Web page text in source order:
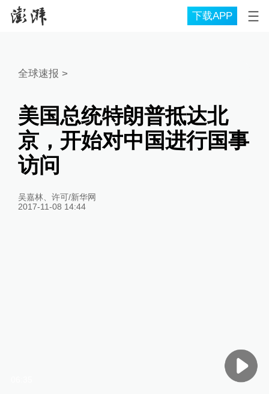
下载APP
全球速报 >
美国总统特朗普抵达北
京，开始对中国进行国事
访问
吴嘉林、许可/新华网
2017-11-08 14:44